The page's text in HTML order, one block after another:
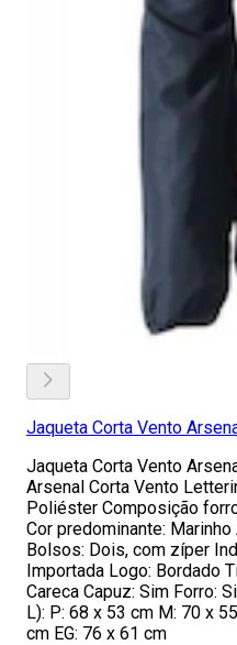
Jaqueta Corta Vento
Jaqueta Corta Vento
Arsenal Corta Vento
Poliéster Composição
Cor predominante:
Bolsos: Dois, com zíper
Importada Logo: Bordado
Careca Capuz: Sim Forro:
L): P: 68 x 53 cm M: 70 x
cm EG: 76 x 61 cm